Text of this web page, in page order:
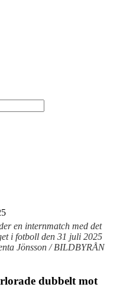
en internmatch med det
i fotboll den 31 juli 2025
Jönsson / BILDBYRÅN
dubbelt mot